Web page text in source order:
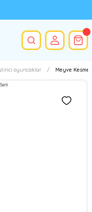
oyuncaklar Meyve Kesme